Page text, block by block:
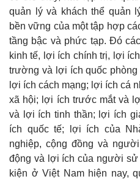
quản lý và khách thể quản
bền vững của một tập hợp
tầng bậc và phức tạp. Đó
kinh tế, lợi ích chính trị, lợi
trường và lợi ích quốc
lợi ích cách mạng; lợi ích cá
xã hội; lợi ích trước mắt và
và lợi ích tinh thần; lợi ích
ích quốc tế; lợi ích của
nghiệp, cộng đồng và
động và lợi ích của người
kiện ở Việt Nam hiện nay,